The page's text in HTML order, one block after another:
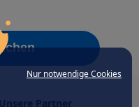
Nur notwendige Cookies